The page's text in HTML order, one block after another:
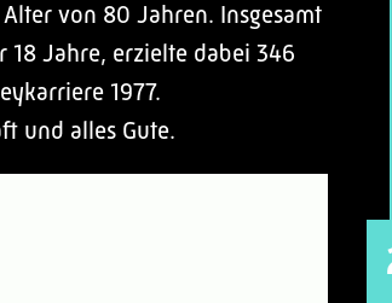
von 80 Jahren. Insgesamt
18 Jahre, erzielte dabei 346
1977.
und alles Gute.